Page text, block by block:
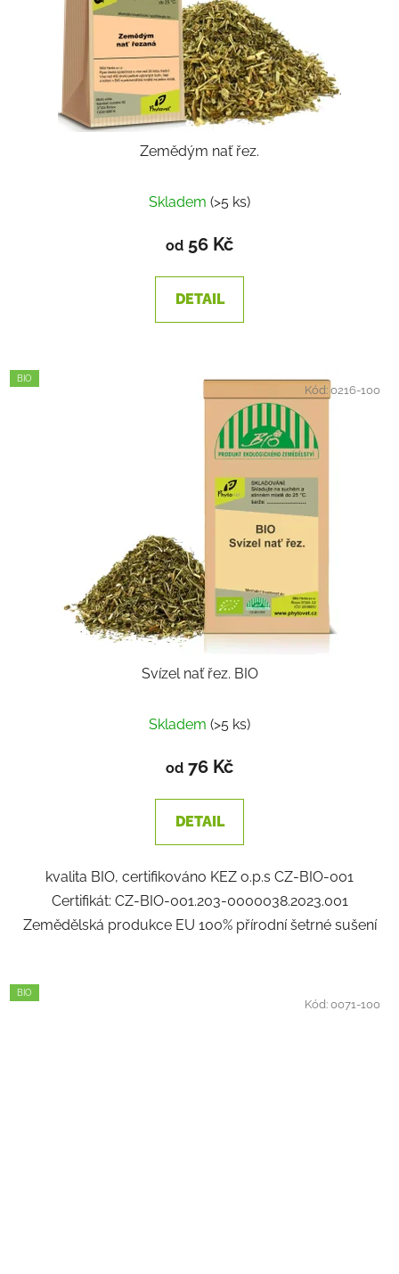
Zemědým nať řez.
Skladem (>5 ks)
od 56 Kč
DETAIL
BIO
Svízel nať řez. BIO
Skladem (>5 ks)
od 76 Kč
DETAIL
kvalita BIO, certifikováno KEZ o.p.s CZ-BIO-001
Certifikát: CZ-BIO-001.203-0000038.2023.001
Zemědělská produkce EU 100% přírodní šetrné sušení
Kód:0216-100
BIO
Kód:0071-100